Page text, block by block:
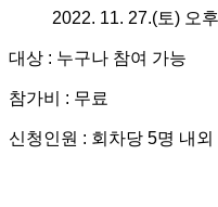
2022. 11. 27.(토) 오
대상 : 누구나 참여 가능
참가비 : 무료
신청인원 : 회차당 5명 내외